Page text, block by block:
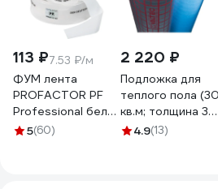
113 ₽7.53 ₽/м
ФУМ лента
PROFACTOR PF
Professional белая
Ф85 мм 19мм х
5(60)
2 220 ₽
Подложка для
теплого пола (30
кв.м; толщина 3
мм)
Valtec
4.9(13)